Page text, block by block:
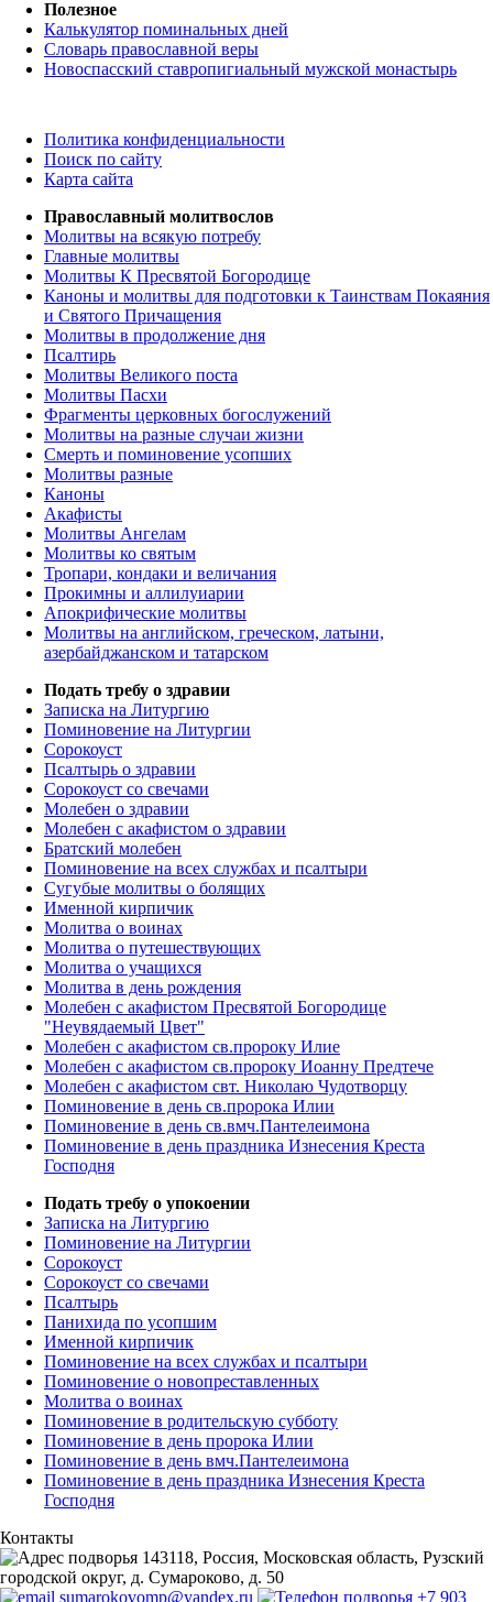
Полезное
Калькулятор поминальных дней
Словарь православной веры
Новоспасский ставропигиальный мужской монастырь
Политика конфиденциальности
Поиск по сайту
Карта сайта
Православный молитвослов
Молитвы на всякую потребу
Главные молитвы
Молитвы К Пресвятой Богородице
Каноны и молитвы для подготовки к Таинствам Покаяния
и Святого Причащения
Молитвы в продолжение дня
Псалтирь
Молитвы Великого поста
Молитвы Пасхи
Фрагменты церковных богослужений
Молитвы на разные случаи жизни
Смерть и поминовение усопших
Молитвы разные
Каноны
Акафисты
Молитвы Ангелам
Молитвы ко святым
Тропари, кондаки и величания
Прокимны и аллилуиарии
Апокрифические молитвы
Молитвы на английском, греческом, латыни,
азербайджанском и татарском
Подать требу о здравии
Записка на Литургию
Поминовение на Литургии
Сорокоуст
Псалтырь о здравии
Сорокоуст со свечами
Молебен о здравии
Молебен с акафистом о здравии
Братский молебен
Поминовение на всех службах и псалтыри
Сугубые молитвы о болящих
Именной кирпичик
Молитва о воинах
Молитва о путешествующих
Молитва о учащихся
Молитва в день рождения
Молебен с акафистом Пресвятой Богородице
"Неувядаемый Цвет"
Молебен с акафистом св.пророку Илие
Молебен с акафистом св.пророку Иоанну Предтече
Молебен с акафистом свт. Николаю Чудотворцу
Поминовение в день св.пророка Илии
Поминовение в день св.вмч.Пантелеимона
Поминовение в день праздника Изнесения Креста
Господня
Подать требу о упокоении
Записка на Литургию
Поминовение на Литургии
Сорокоуст
Сорокоуст со свечами
Псалтырь
Панихида по усопшим
Именной кирпичик
Поминовение на всех службах и псалтыри
Поминовение о новопреставленных
Молитва о воинах
Поминовение в родительскую субботу
Поминовение в день пророка Илии
Поминовение в день вмч.Пантелеимона
Поминовение в день праздника Изнесения Креста
Господня
Контакты
143118, Россия, Московская область, Рузский
городской округ, д. Сумароково, д. 50
sumarokovomp@yandex.ru
+7 903